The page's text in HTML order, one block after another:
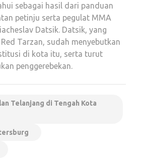
sebagai hasil dari panduan
petinju serta pegulat MMA
Datsik. Datsik, yang
Tarzan, sudah menyebutkan
di kota itu, serta turut
penggerebekan.
Telanjang di Tengah Kota